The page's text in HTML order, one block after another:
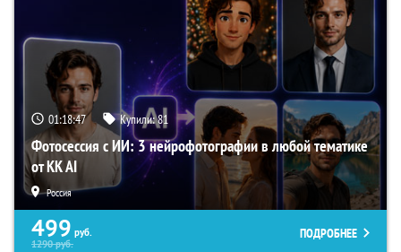
01:18:46 Купили:81
Фотосессия с ИИ: 3 нейрофотографии в любой тематике
от KK AI
Россия
499 руб.
1290руб.
ПОДРОБНЕЕ